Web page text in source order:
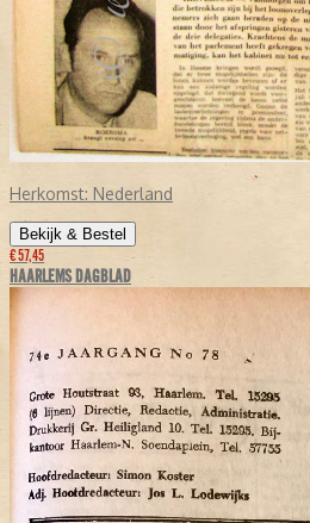
Herkomst: Nederland
Bekijk & Bestel
€ 57,45
HAARLEMS DAGBLAD